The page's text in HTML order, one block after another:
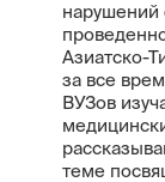
нарушений
Азиатско-
за все
ВУЗов
теме